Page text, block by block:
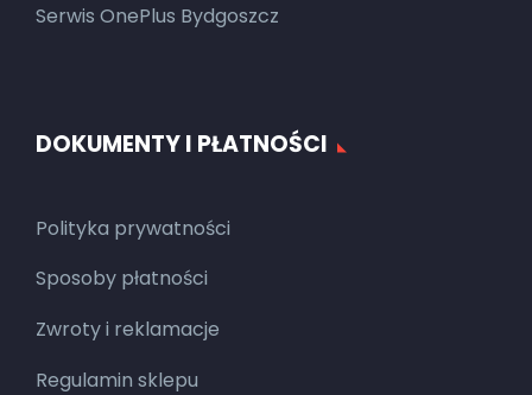
Serwis OnePlus Bydgoszcz
DOKUMENTY I PŁATNOŚCI
Polityka prywatności
Sposoby płatności
Zwroty i reklamacje
Regulamin sklepu